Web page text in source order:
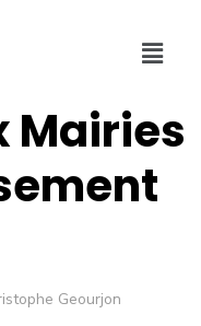
Mairies
Geourjon